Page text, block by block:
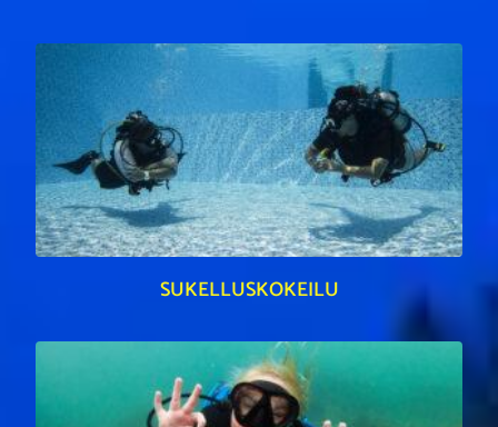
SUKELLUSKOKEILU